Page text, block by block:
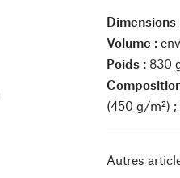
Dimensions
Volume :
Poids : 830
(450 g/m²) ;
Autres